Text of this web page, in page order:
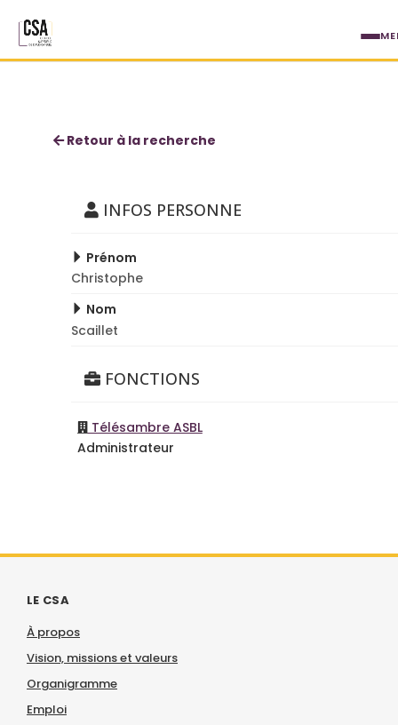
Christophe Scaillet
Retour à la recherche
INFOS PERSONNE
Prénom
Christophe
Nom
Scaillet
FONCTIONS
Télésambre ASBL
Administrateur
LE CSA
À propos
Vision, missions et valeurs
Organigramme
Emploi